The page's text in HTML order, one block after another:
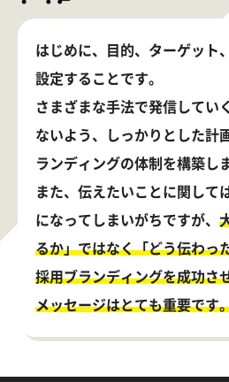
はじめに、目的、ターゲット
設定することです。
さまざまな手法で発信してい
ないよう、しっかりとした計
ランディングの体制を構築し
また、伝えたいことに関して
になってしまいがちですが、
るか」ではなく「どう伝わっ
採用ブランディングを成功さ
メッセージはとても重要です